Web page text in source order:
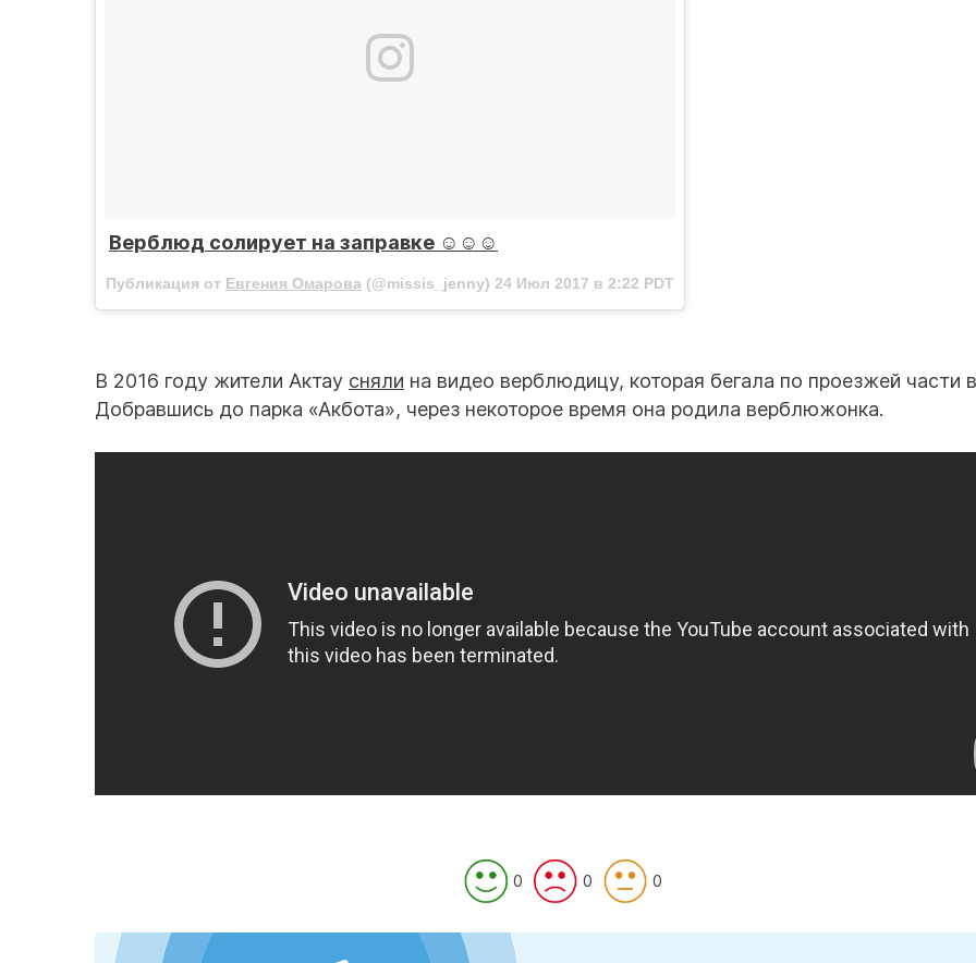
Верблюд солирует на заправке ☺️☺️☺️
Публикация от Евгения Омарова (@missis_jenny) 24 Июл 2017 в 2:22 PDT
В 2016 году жители Актау сняли на видео верблюдицу, которая бегала по проезжей части
Добравшись до парка «Акбота», через некоторое время она родила верблюжонка.
0 0 0